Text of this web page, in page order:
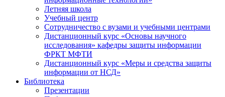
Летняя школа
Учебный центр
Сотрудничество с вузами и учебными центрами
Дистанционный курс «Основы научного
исследования» кафедры защиты информации
ФРКТ МФТИ
Дистанционный курс «Меры и средства защиты
информации от НСД»
Библиотека
Презентации